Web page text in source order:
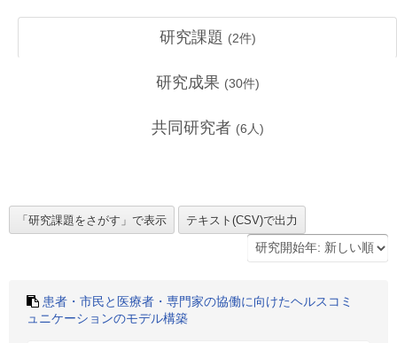
研究課題 (2件)
研究成果 (30件)
共同研究者 (6 人)
患者・市民と医療者・専門家の協働に向けたヘルスコミ
ュニケーションのモデル構築